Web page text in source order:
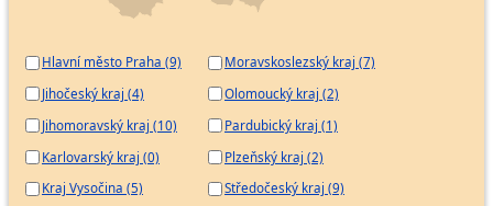
Hlavní město Praha (9)
Jihočeský kraj (4)
Jihomoravský kraj (10)
Karlovarský kraj (0)
Kraj Vysočina (5)
Moravskoslezský kraj (7)
Olomoucký kraj (2)
Pardubický kraj (1)
Plzeňský kraj (2)
Středočeský kraj (9)